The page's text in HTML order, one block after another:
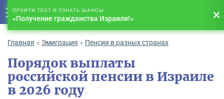
VisaSam.ru
Главная Эмиграция Пенсия в разных странах
Порядок выплаты
российской пенсии в Израиле
в 2026 году
ПРОЙТИ ТЕСТ И УЗНАТЬ ШАНСЫ
«Получение гражданства Израиля!»